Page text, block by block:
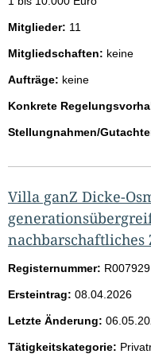
Mitglieder: 11
Mitgliedschaften: keine
Aufträge: keine
Konkrete
Stellungnahmen/
Villa ganZ Dicke-
nachbarschaftliches
Registernummer: R007929
Ersteintrag: 08.04.2026
Letzte Änderung:
Tätigkeitskategorie: